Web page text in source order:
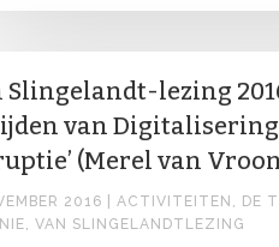
Slingelandt-lezing
van
(Merel van
2016 ACTIVITEITEN , DE
, VAN SLINGELANDTLEZING